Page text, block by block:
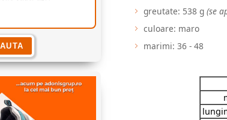
greutate: 538 g (se
culoare: maro
marimi: 36 - 48